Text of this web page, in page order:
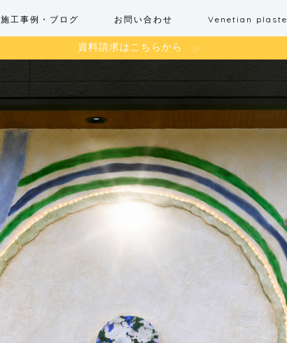
施工事例・ブログ お問い合わせ Venetian
資料請求はこちらから